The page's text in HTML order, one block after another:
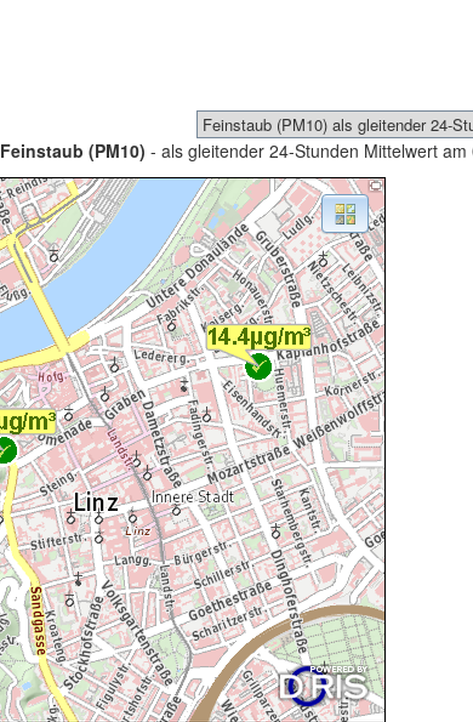
Feinstaub (PM10) - als gleitender 24-Stunden Mittelwert